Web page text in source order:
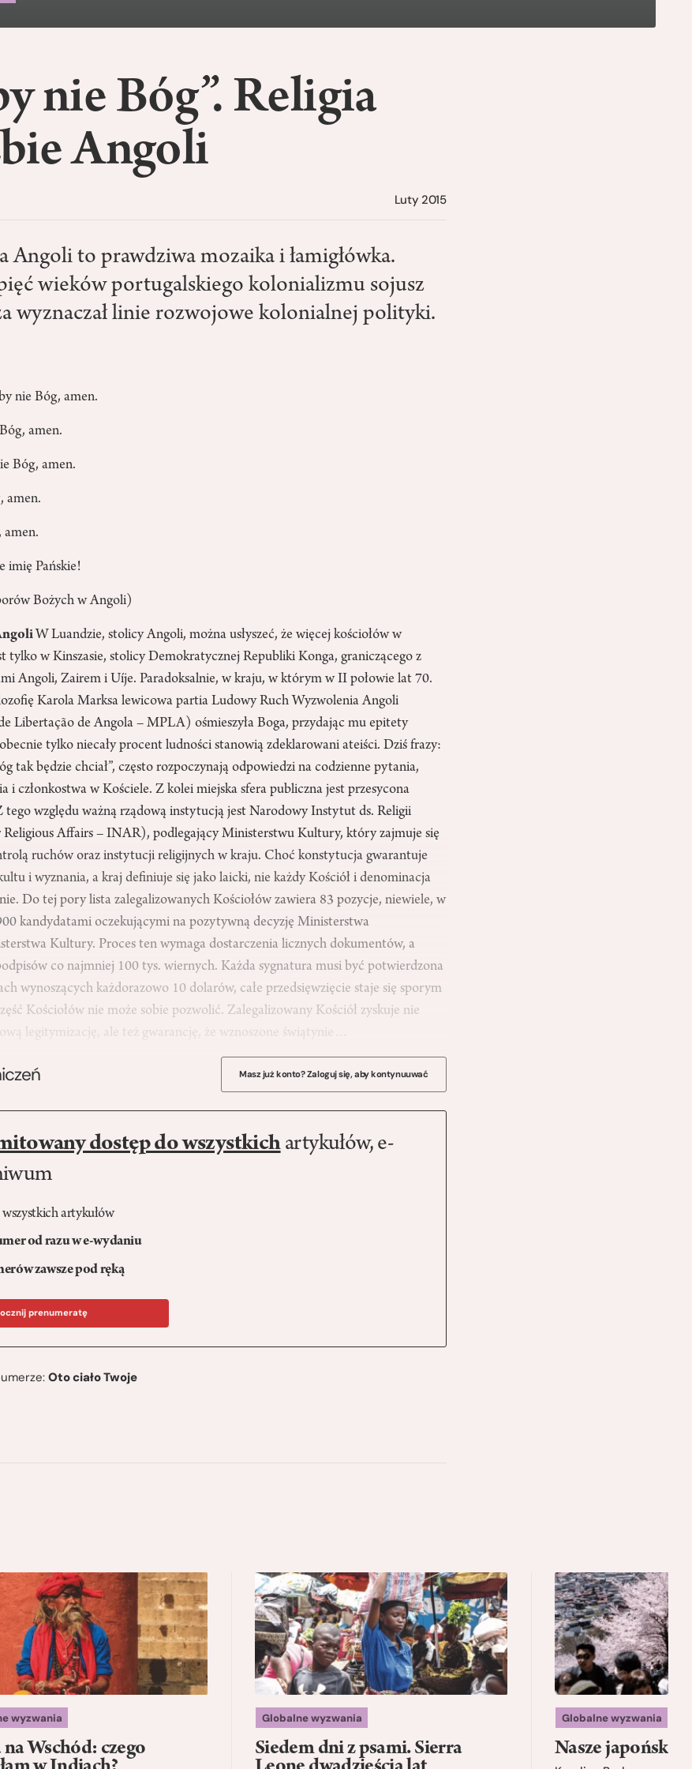
nie Bóg”. Religia
Angoli
Luty 2015
Angoli to prawdziwa mozaika i łamigłówka.
wieków portugalskiego kolonializmu sojusz
wyznaczał linie rozwojowe kolonialnej polityki.
nie Bóg, amen.
amen.
Bóg, amen.
amen.
amen.
imię Pańskie!
Bożych w Angoli)
W Luandzie, stolicy Angoli, można usłyszeć, że więcej kościołów w
tylko w Kinszasie, stolicy Demokratycznej Republiki Konga, graniczącego z
Angoli, Zairem i Uíje. Paradoksalnie, w kraju, w którym w II połowie lat 70.
Karola Marksa lewicowa partia Ludowy Ruch Wyzwolenia Angoli
Libertação de Angola – MPLA) ośmieszyła Boga, przydając mu epitety
tylko niecały procent ludności stanowią zdeklarowani ateiści. Dziś frazy:
tak będzie chciał”, często rozpoczynają odpowiedzi na codzienne pytania,
i członkostwa w Kościele. Z kolei miejska sfera publiczna jest przesycona
względu ważną rządową instytucją jest Narodowy Instytut ds. Religii
Affairs – INAR), podlegający Ministerstwu Kultury, który zajmuje się
ruchów oraz instytucji religijnych w kraju. Choć konstytucja gwarantuje
i wyznania, a kraj definiuje się jako laicki, nie każdy Kościół i denominacja
Do tej pory lista zalegalizowanych Kościołów zawiera 83 pozycje, niewiele, w
kandydatami oczekującymi na pozytywną decyzję Ministerstwa
Kultury. Proces ten wymaga dostarczenia licznych dokumentów, a
co najmniej 100 tys. wiernych. Każda sygnatura musi być potwierdzona
wynoszących każdorazowo 10 dolarów, całe przedsięwzięcie staje się sporym
Kościołów nie może sobie pozwolić. Zalegalizowany Kościół zyskuje nie
legitymizację, ale też gwarancję, że wznoszone świątynie…
Masz już konto? Zaloguj się, aby kontynuuwać
dostęp do wszystkichartykułów, e-
wszystkich artykułów
od razu w e-wydaniu
zawsze pod ręką
prenumeratę
Oto ciało Twoje
wyzwania
Wschód: czego
Globalne wyzwania
Siedem dni z psami. Sierra
Globalne wyzwania
Nasze japońskie